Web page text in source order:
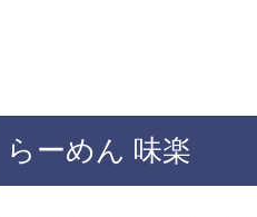
らーめん 味楽